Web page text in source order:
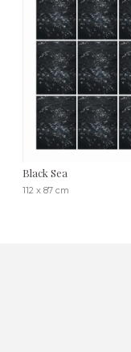
Black Sea
112 x 87 cm